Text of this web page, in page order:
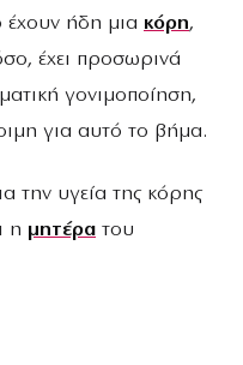
έχουν ήδη μια κόρη,
έχει προσωρινά
γονιμοποίηση,
για αυτό το βήμα.
την υγεία της κόρης
η μητέρα του